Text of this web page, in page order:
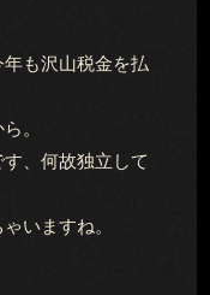
も沢山税金を払
。
、何故独立して
いますね。